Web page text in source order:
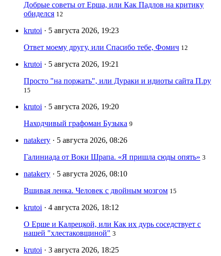
Добрые советы от Ерша, или Как Падлов на критику
обиделся 12
krutoi · 5 августа 2026, 19:23
Ответ моему другу, или Спасибо тебе, Фомич 12
krutoi · 5 августа 2026, 19:21
Просто "на поржать", или Дураки и идиоты сайта П.ру
15
krutoi · 5 августа 2026, 19:20
Находчивый графоман Бузыка 9
natakery · 5 августа 2026, 08:26
Галиниада от Воки Шрапа. «Я пришла сюды опять» 3
natakery · 5 августа 2026, 08:10
Вшивая ленка. Человек с двойным мозгом 15
krutoi · 4 августа 2026, 18:12
О Ерше и Калрецкой, или Как их дурь соседствует с
нашей "хлестаковщиной" 3
krutoi · 3 августа 2026, 18:25